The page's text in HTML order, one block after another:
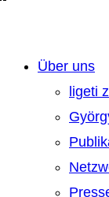
Über uns
ligeti